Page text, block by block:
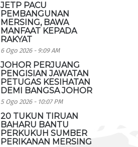
JETP PACU
PEMBANGUNAN
MERSING, BAWA
MANFAAT KEPADA
RAKYAT
6 Ogo 2026 - 9:09 AM
JOHOR PERJUANG
PENGISIAN JAWATAN
PETUGAS KESIHATAN
DEMI BANGSA JOHOR
5 Ogo 2026 - 10:07 PM
20 TUKUN TIRUAN
BAHARU BANTU
PERKUKUH SUMBER
PERIKANAN MERSING